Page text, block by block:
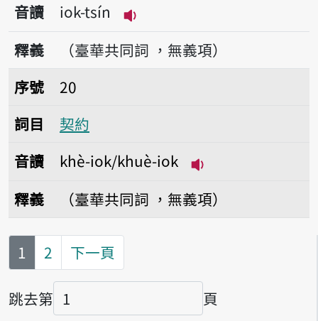
音讀
iok-tsín
播放音讀iok-tsín
釋義
（臺華共同詞 ，無義項）
序號20契約
序號
20
詞目
契約
音讀
khè-iok/khuè-iok
釋義 （臺華共同詞 ，無義項）
第
1 2 下一頁
跳去第
頁碼
頁